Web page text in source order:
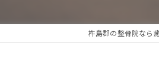
杵島郡の整骨院なら